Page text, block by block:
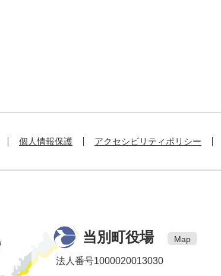
個人情報保護 アクセシビリティポリシー
当別町役場 Map
法人番号1000020013030